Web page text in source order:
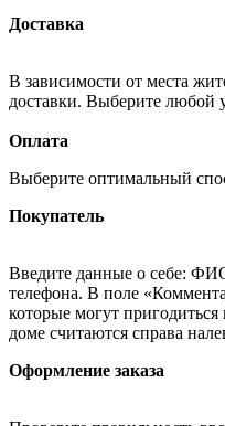
Доставка
В зависимости от места
доставки. Выберите любой
Оплата
Выберите оптимальный
Покупатель
Введите данные о себе:
телефона. В поле
которые могут
доме считаются справа
Оформление заказа